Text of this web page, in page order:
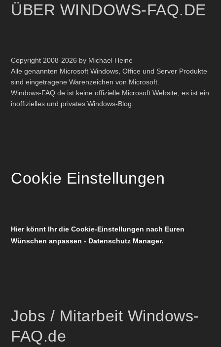
ÜBER WINDOWS-FAQ.DE
Copyright 2008-2026 by Michael Heine
Alle genannten Microsoft Windows, Office und Server Produkte
sind eingetragene Warenzeichen von Microsoft.
Windows-FAQ.de ist keine offizielle Microsoft Website, es ist ein
inoffizielles und privates Windows-Blog.
Cookie Einstellungen
Hier könnt Ihr die Cookie-Einstellungen nach Euren
Wünschen anpassen - Datenschutz Manager.
Jobs / Mitarbeit Windows-
FAQ.de